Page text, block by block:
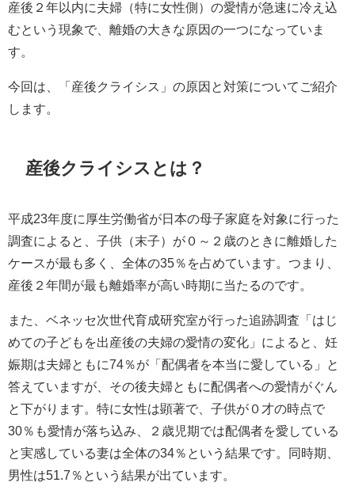
産後２年以内に夫婦（特に女性側）の愛情が急速に冷え込
むという現象で、離婚の大きな原因の一つになっていま
す。
今回は、「産後クライシス」の原因と対策についてご紹介
します。
産後クライシスとは？
平成23年度に厚生労働省が日本の母子家庭を対象に行った
調査によると、子供（末子）が０～２歳のときに離婚した
ケースが最も多く、全体の35％を占めています。つまり、
産後２年間が最も離婚率が高い時期に当たるのです。
また、ベネッセ次世代育成研究室が行った追跡調査「はじ
めての子どもを出産後の夫婦の愛情の変化」によると、妊
娠期は夫婦ともに74％が「配偶者を本当に愛している」と
答えていますが、その後夫婦ともに配偶者への愛情がぐん
と下がります。特に女性は顕著で、子供が０才の時点で
30％も愛情が落ち込み、２歳児期では配偶者を愛している
と実感している妻は全体の34％という結果です。同時期、
男性は51.7％という結果が出ています。